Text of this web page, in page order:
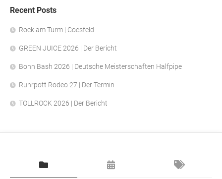
Recent Posts
Rock am Turm | Coesfeld
GREEN JUICE 2026 | Der Bericht
Bonn Bash 2026 | Deutsche Meisterschaften Halfpipe
Ruhrpott Rodeo 27 | Der Termin
TOLLROCK 2026 | Der Bericht